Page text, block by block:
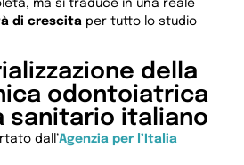
ma si traduce in una reale
di crescita per tutto lo studio
della
odontoiatrica
sanitario italiano
dall’Agenzia per l’Italia